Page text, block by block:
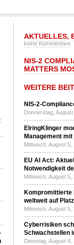
AKTUELLES,
keine Kommentare
NIS-2
MATTERS
WEITERE
NIS-2-
Donnerstag,
ElringKlinger
Management
Mittwoch, August
EU AI Act:
Notwendigkeit
Mittwoch, August
Kompromittierte
weltweit auf
Mittwoch, August
Cyberrisiken
Schwachstellen
Dienstag, August